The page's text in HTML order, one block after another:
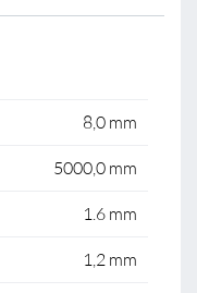
8,0 mm
5000,0 mm
1.6 mm
1,2 mm